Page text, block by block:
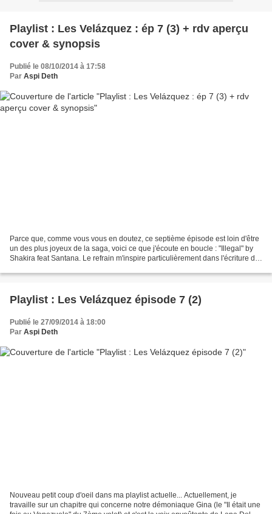
Playlist : Les Velázquez : ép 7 (3) + rdv aperçu
cover & synopsis
Publié le 08/10/2014 à 17:58
Par Aspi Deth
Parce que, comme vous vous en doutez, ce septième épisode est loin d'être
un des plus joyeux de la saga, voici ce que j'écoute en boucle : "Illegal" by
Shakira feat Santana. Le refrain m'inspire particulièrement dans l'écriture de
Playlist : Les Velázquez épisode 7 (2)
Publié le 27/09/2014 à 18:00
Par Aspi Deth
Nouveau petit coup d'oeil dans ma playlist actuelle... Actuellement, je
travaille sur un chapitre qui concerne notre démoniaque Gina (le "Il était une